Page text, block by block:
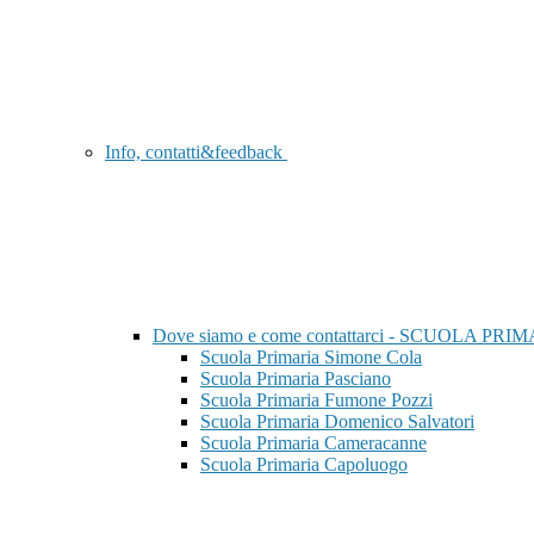
Info, contatti&feedback
Dove siamo e come contattarci - SCUOLA
Scuola Primaria Simone Cola
Scuola Primaria Pasciano
Scuola Primaria Fumone Pozzi
Scuola Primaria Domenico Salvatori
Scuola Primaria Cameracanne
Scuola Primaria Capoluogo